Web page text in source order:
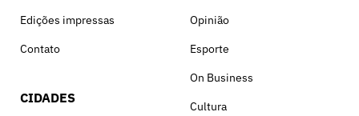
Edições impressas
Contato
CIDADES
Opinião
Esporte
On Business
Cultura